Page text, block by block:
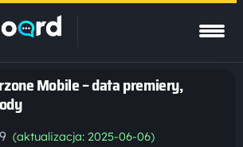
Mobile – data premiery,
(aktualizacja: 2025-06-06)